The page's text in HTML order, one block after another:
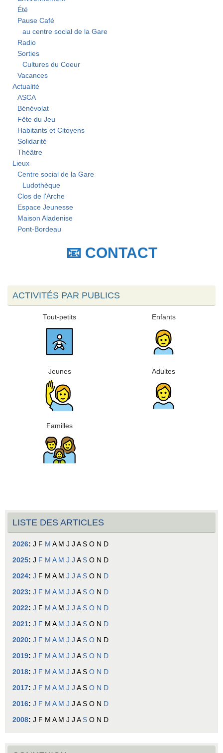
Été
Pause Café
au centre social de la Gare
Radio
Sorties
Cultures du Coeur
Vacances
Actualité
ASCA
Bénévolat
Fête du Jeu
Habitants et Citoyens
Solidarité
Théâtre
Lieux
Centre social de la Gare
Ludothèque
Clos de l'Arche
Espace Jeunesse
Maison Aladenise
Pont-Bordeau
📧 CONTACT
ACTIVITÉS PAR PUBLICS
Tout-petits Enfants
Jeunes Adultes
Familles
LISTE DES ARTICLES
2026: J F M A M J J A S O N D
2025: J F M A M J J A S O N D
2024: J F M A M J J A S O N D
2023: J F M A M J J A S O N D
2022: J F M A M J J A S O N D
2021: J F M A M J J A S O N D
2020: J F M A M J J A S O N D
2019: J F M A M J J A S O N D
2018: J F M A M J J A S O N D
2017: J F M A M J J A S O N D
2016: J F M A M J J A S O N D
2008: J F M A M J J A S O N D